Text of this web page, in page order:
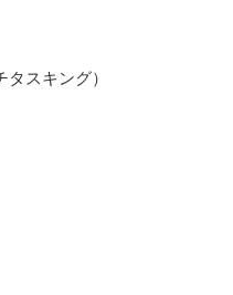
スキング）